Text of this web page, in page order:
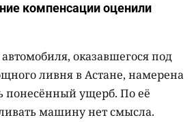
компенсации оценили
оказавшегося под
ливня в Астане, намерена
понесённый ущерб. По её
машину нет смысла.